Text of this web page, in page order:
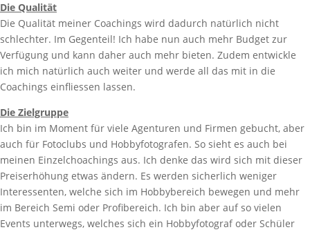
Die Qualität
Die Qualität meiner Coachings wird dadurch natürlich nicht
schlechter. Im Gegenteil! Ich habe nun auch mehr Budget zur
Verfügung und kann daher auch mehr bieten. Zudem entwickle
ich mich natürlich auch weiter und werde all das mit in die
Coachings einfliessen lassen.
Die Zielgruppe
Ich bin im Moment für viele Agenturen und Firmen gebucht, aber
auch für Fotoclubs und Hobbyfotografen. So sieht es auch bei
meinen Einzelchoachings aus. Ich denke das wird sich mit dieser
Preiserhöhung etwas ändern. Es werden sicherlich weniger
Interessenten, welche sich im Hobbybereich bewegen und mehr
im Bereich Semi oder Profibereich. Ich bin aber auf so vielen
Events unterwegs, welches sich ein Hobbyfotograf oder Schüler